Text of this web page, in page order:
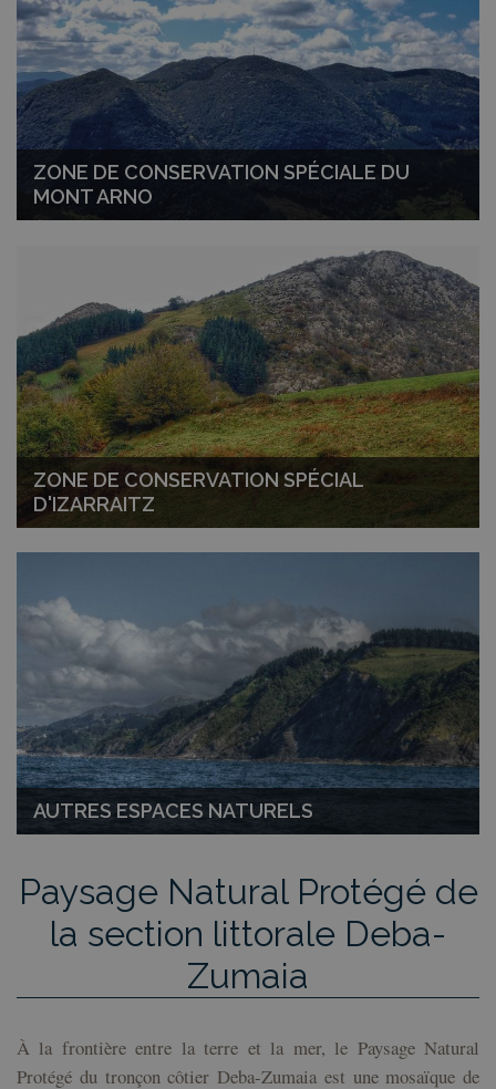
ZONE DE CONSERVATION SPÉCIALE DU
MONT ARNO
ZONE DE CONSERVATION SPÉCIAL
D'IZARRAITZ
AUTRES ESPACES NATURELS
Paysage Natural Protégé de
la section littorale Deba-
Zumaia
À la frontière entre la terre et la mer, le Paysage Natural
Protégé du tronçon côtier Deba-Zumaia est une mosaïque de